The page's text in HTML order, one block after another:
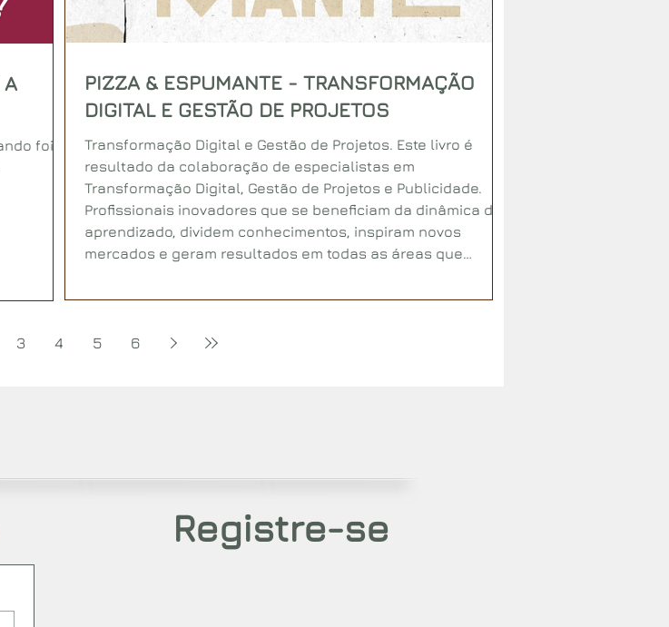
A
foi
PIZZA & ESPUMANTE - TRANSFORMAÇÃO
DIGITAL E GESTÃO DE PROJETOS
Transformação Digital e Gestão de Projetos. Este livro é
resultado da colaboração de especialistas em
Transformação Digital, Gestão de Projetos e Publicidade.
Profissionais inovadores que se beneficiam da dinâmica do
aprendizado, dividem conhecimentos, inspiram novos
mercados e geram resultados em todas as áreas que
3 4 5 6
Registre-se